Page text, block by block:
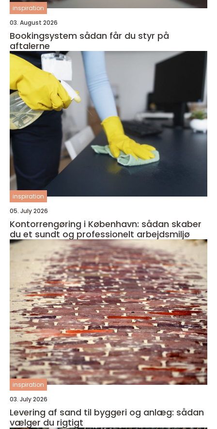
inspiration
03. August 2026
Bookingsystem sådan får du styr på
aftalerne
inspiration
05. July 2026
Kontorrengøring i København: sådan skaber
du et sundt og professionelt arbejdsmiljø
inspiration
03. July 2026
Levering af sand til byggeri og anlæg: sådan
vælger du rigtigt